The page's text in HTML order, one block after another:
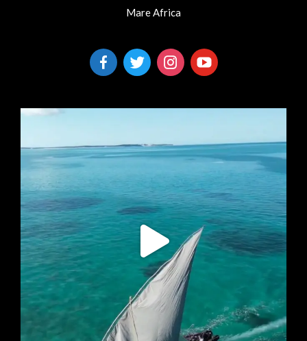
Mare Africa
facebook-
alt
twitter instagramyoutube